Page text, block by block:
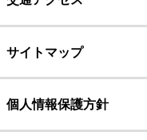
サイトマップ
個人情報保護方針